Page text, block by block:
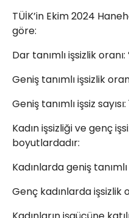
TÜİK’in Ekim 2024
göre:
Dar tanımlı işsizlik oranı:
Geniş tanımlı işsizlik
Geniş tanımlı işsiz
Kadın işsizliği ve genç
boyutlardadır:
Kadınlarda geniş
Genç kadınlarda işsizlik